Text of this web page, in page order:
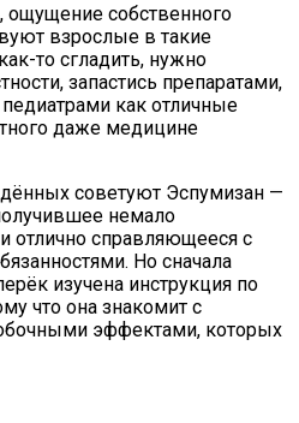
ощущение собственного
взрослые в такие
то сгладить, нужно
запастись препаратами,
как отличные
даже медицине
советуют Эспумизан —
немало
отлично справляющееся с
Но сначала
изучена инструкция по
что она знакомит с
эффектами, которых